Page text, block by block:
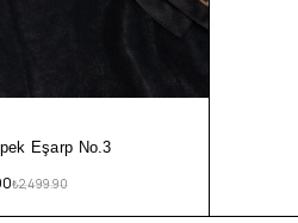
Eşarp No.3
₺2,499.90